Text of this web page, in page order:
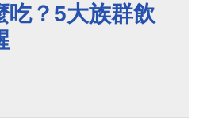
吃？5大族群飲